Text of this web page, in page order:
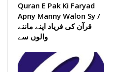
Quran E Pak Ki Faryad
Apny Manny Walon Sy /
قرآن کی فریاد اپنے ماننے
والوں سے